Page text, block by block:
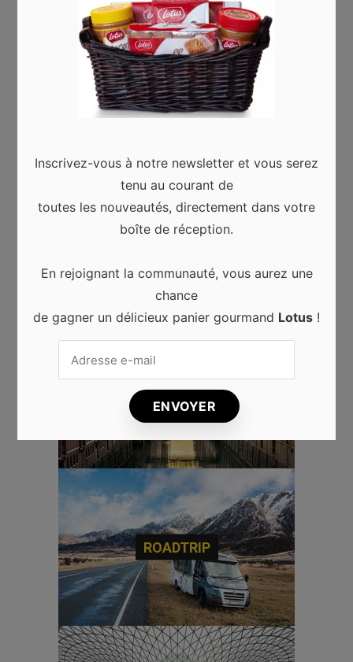
ASTUCES & CONSEILS
NATURE
CITYTRIP
ROADTRIP
Inscrivez-vous à notre newsletter et vous serez
tenu au courant de
toutes les nouveautés, directement dans votre
boîte de réception.
En rejoignant la communauté, vous aurez une
chance
de gagner un délicieux panier gourmand Lotus !